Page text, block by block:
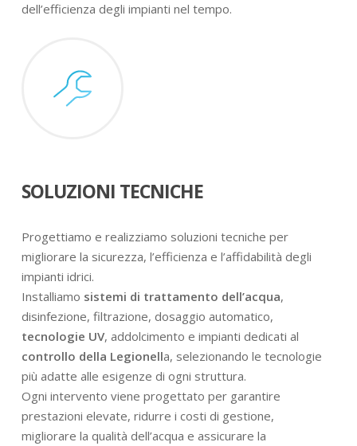
dell’efficienza degli impianti nel tempo.
SOLUZIONI TECNICHE
Progettiamo e realizziamo soluzioni tecniche per
migliorare la sicurezza, l’efficienza e l’affidabilità degli
impianti idrici.
Installiamo sistemi di trattamento dell’acqua,
disinfezione, filtrazione, dosaggio automatico,
tecnologie UV, addolcimento e impianti dedicati al
controllo della Legionella, selezionando le tecnologie
più adatte alle esigenze di ogni struttura.
Ogni intervento viene progettato per garantire
prestazioni elevate, ridurre i costi di gestione,
migliorare la qualità dell’acqua e assicurare la